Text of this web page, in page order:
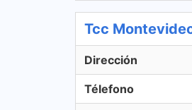
Tcc
Dirección
Télefono